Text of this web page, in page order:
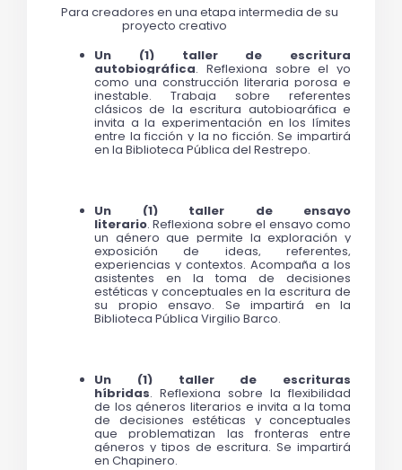
Para creadores en una etapa intermedia de su
proyecto creativo
Un (1) taller de escritura
autobiográfica. Reflexiona sobre el yo
como una construcción literaria porosa e
inestable. Trabaja sobre referentes
clásicos de la escritura autobiográfica e
invita a la experimentación en los límites
entre la ficción y la no ficción. Se impartirá
en la Biblioteca Pública del Restrepo.
Un (1) taller de ensayo
literario. Reflexiona sobre el ensayo como
un género que permite la exploración y
exposición de ideas, referentes,
experiencias y contextos. Acompaña a los
asistentes en la toma de decisiones
estéticas y conceptuales en la escritura de
su propio ensayo. Se impartirá en la
Biblioteca Pública Virgilio Barco.
Un (1) taller de escrituras
híbridas. Reflexiona sobre la flexibilidad
de los géneros literarios e invita a la toma
de decisiones estéticas y conceptuales
que problematizan las fronteras entre
géneros y tipos de escritura. Se impartirá
en Chapinero.